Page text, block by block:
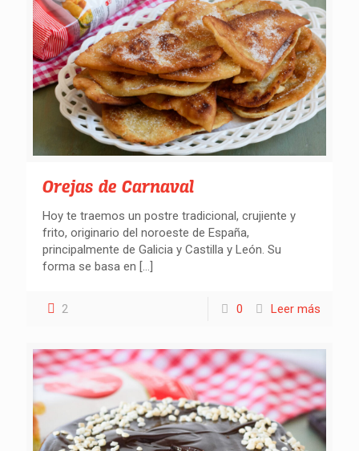
Orejas de Carnaval
Hoy te traemos un postre tradicional, crujiente y
frito, originario del noroeste de España,
principalmente de Galicia y Castilla y León. Su
forma se basa en […]
2 0 Leer más